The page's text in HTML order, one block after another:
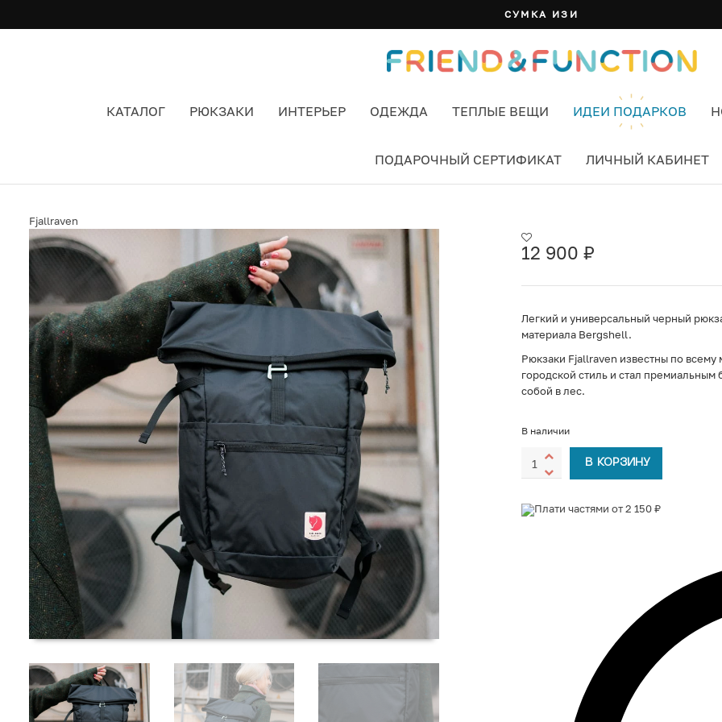
БАНДАНА: 7 ЦВЕТОВ И СПОСОБОВ НОСИТЬ
КАТАЛОГ РЮКЗАКИ ИНТЕРЬЕР ОДЕЖДА ТЕПЛЫЕ ВЕЩИ ИДЕИ ПОДАРКОВ
ПОДАРОЧНЫЙ СЕРТИФИКАТ ЛИЧНЫЙ КАБИНЕТ
Fjallraven
12 900 ₽
Легкий и универсальный черный
материала Bergshell.
Рюкзаки Fjallraven известны по всему
городской стиль и стал
собой в лес.
В наличии
В КОРЗИНУ
Плати частями от 2 150 ₽